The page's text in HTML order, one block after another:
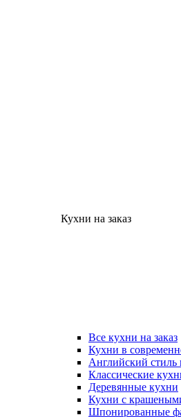
Кухни на заказ
Все кухни на заказ
Кухни в
Английский стиль
Классические
Деревянные кухни
Кухни с
Шпонированные